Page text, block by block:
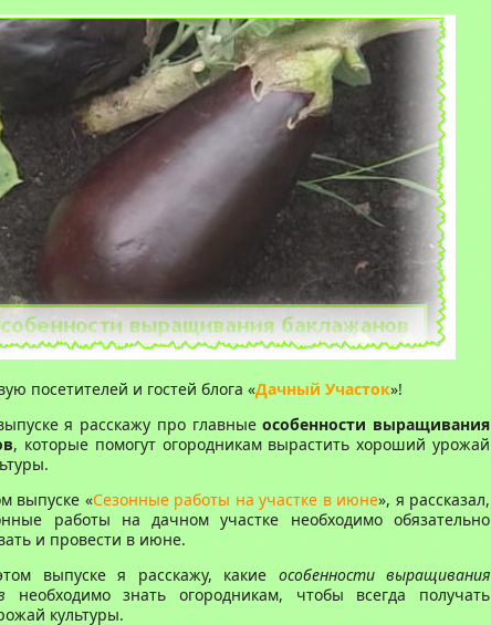
посетителей и гостей блога «Дачный Участок»!
я расскажу про главныеособенности выращивания
, которые помогут огородникам вырастить хороший урожай
выпуске «Сезонные работы на участке в июне», я рассказал,
работы на дачном участке необходимо обязательно
и провести в июне.
выпуске я расскажу, какие особенности выращивания
необходимо знать огородникам, чтобы всегда получать
культуры.